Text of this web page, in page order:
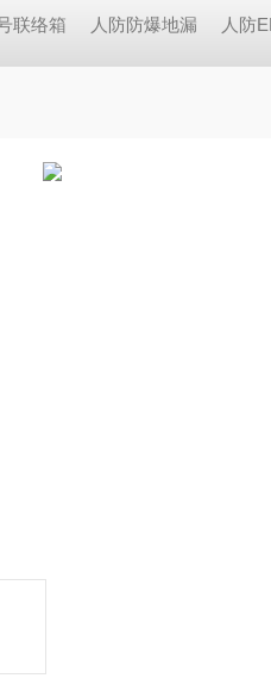
联络箱 人防防爆地漏 人防